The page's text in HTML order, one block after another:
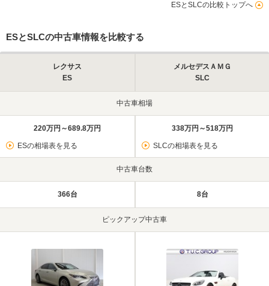
ESとSLCの比較トップへ
ESとSLCの中古車情報を比較する
レクサス
ES
メルセデスＡＭＧ
SLC
中古車相場
220万円～689.8万円
ESの相場表を見る
338万円～518万円
SLCの相場表を見る
中古車台数
366台 8台
ピックアップ中古車